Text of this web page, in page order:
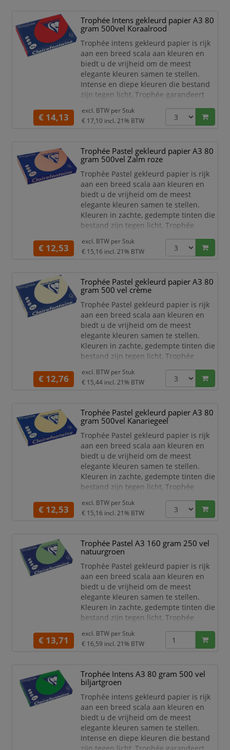
afdrukken.
Dit extra stevige gekleurd papier van
Clairefontaine is zeer geschikt voor het
m
Trophée Intens gekleurd papier A3 80
gram 500vel Koraalrood
Trophée intens gekleurd papier is rijk
aan een breed scala aan kleuren en
biedt u de vrijheid om de meest
elegante kleuren samen te stellen.
Intense en diepe kleuren die bestand
zijn tegen licht, Trophée garandeert
papier. Dankzij een uitstekende
opaciteit is dit papier goed te
Dit gekleurde papier van Clairefontaine
is zeer geschikt voor het maken van
mooie present
€ 14,13
excl. BTW per Stuk
€ 17,10 incl. 21% BTW
Trophée Pastel gekleurd papier A3 80
gram 500vel Zalm roze
Trophée Pastel gekleurd papier is rijk
aan een breed scala aan kleuren en
biedt u de vrijheid om de meest
elegante kleuren samen te stellen.
Kleuren in zachte, gedempte tinten die
bestand zijn tegen licht, Trophée
van zijn papier. Dankzij een
uitstekende opaciteit is dit papier goed
afdrukken.
Dit gekleurde papier van Clairefontaine
is zeer geschikt voor het maken van
mooi
€ 12,53
excl. BTW per Stuk
€ 15,16 incl. 21% BTW
Trophée Pastel gekleurd papier A3 80
gram 500 vel crème
Trophée Pastel gekleurd papier is rijk
aan een breed scala aan kleuren en
biedt u de vrijheid om de meest
elegante kleuren samen te stellen.
Kleuren in zachte, gedempte tinten die
bestand zijn tegen licht, Trophée
van zijn papier. Dankzij een
uitstekende opaciteit is dit papier goed
afdrukken.
Dit gekleurde papier van Clairefontaine
is zeer geschikt voor het maken van
mooi
€ 12,76
excl. BTW per Stuk
€ 15,44 incl. 21% BTW
Trophée Pastel gekleurd papier A3 80
gram 500vel Kanariegeel
Trophée Pastel gekleurd papier is rijk
aan een breed scala aan kleuren en
biedt u de vrijheid om de meest
elegante kleuren samen te stellen.
Kleuren in zachte, gedempte tinten die
bestand zijn tegen licht, Trophée
van zijn papier. Dankzij een
uitstekende opaciteit is dit papier goed
afdrukken.
Dit gekleurde papier van Clairefontaine
is zeer geschikt voor het maken van
mooi
€ 12,53
excl. BTW per Stuk
€ 15,16 incl. 21% BTW
Trophée Pastel A3 160 gram 250 vel
natuurgroen
Trophée Pastel gekleurd papier is rijk
aan een breed scala aan kleuren en
biedt u de vrijheid om de meest
elegante kleuren samen te stellen.
Kleuren in zachte, gedempte tinten die
bestand zijn tegen licht, Trophée
van zijn papier. Dankzij een
uitstekende opaciteit is dit papier goed
afdrukken.
Dit extra stevige gekleurd papier van
Clairefontaine is zeer geschikt voor het
m
€ 13,71
excl. BTW per Stuk
€ 16,59 incl. 21% BTW
Trophée Intens A3 80 gram 500 vel
biljartgroen
Trophée intens gekleurd papier is rijk
aan een breed scala aan kleuren en
biedt u de vrijheid om de meest
elegante kleuren samen te stellen.
Intense en diepe kleuren die bestand